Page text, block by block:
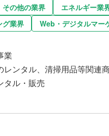
その他の業界 エネルギー業
グ業界 Web・デジタルマー
業
レンタル、清掃用品等関連
タル・販売